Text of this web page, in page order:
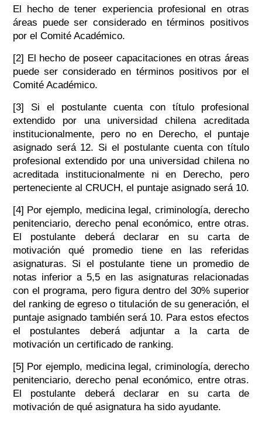
El hecho de tener experiencia profesional en otras
áreas puede ser considerado en términos positivos
por el Comité Académico.
[2] El hecho de poseer capacitaciones en otras áreas
puede ser considerado en términos positivos por el
Comité Académico.
[3] Si el postulante cuenta con título profesional
extendido por una universidad chilena acreditada
institucionalmente, pero no en Derecho, el puntaje
asignado será 12. Si el postulante cuenta con título
profesional extendido por una universidad chilena no
acreditada institucionalmente ni en Derecho, pero
perteneciente al CRUCH, el puntaje asignado será 10.
[4] Por ejemplo, medicina legal, criminología, derecho
penitenciario, derecho penal económico, entre otras.
El postulante deberá declarar en su carta de
motivación qué promedio tiene en las referidas
asignaturas. Si el postulante tiene un promedio de
notas inferior a 5,5 en las asignaturas relacionadas
con el programa, pero figura dentro del 30% superior
del ranking de egreso o titulación de su generación, el
puntaje asignado también será 10. Para estos efectos
el postulantes deberá adjuntar a la carta de
motivación un certificado de ranking.
[5] Por ejemplo, medicina legal, criminología, derecho
penitenciario, derecho penal económico, entre otras.
El postulante deberá declarar en su carta de
motivación de qué asignatura ha sido ayudante.